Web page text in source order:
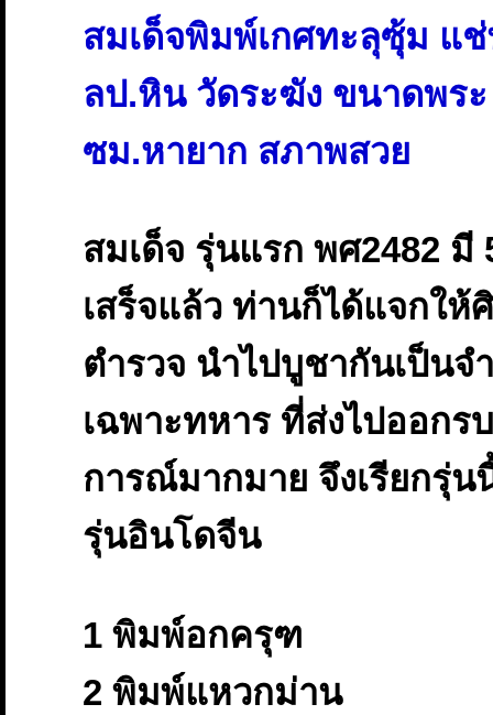
สมเด็จพิมพ์เกศทะลุซุ้ม แ
ลป.หิน วัดระฆัง ขนาดพระ
ซม.หายาก สภาพสวย
สมเด็จ รุ่นแรก พศ2482 มี
เสร็จแล้ว ท่านก็ได้แจกให้
ตำรวจ นำไปบูชากันเป็นจ
เฉพาะทหาร ที่ส่งไปออกร
การณ์มากมาย จึงเรียกรุ่น
รุ่นอินโดจีน
1 พิมพ์อกครุฑ
2 พิมพ์แหวกม่าน